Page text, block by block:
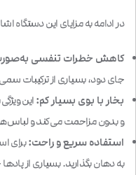
در ادامه به مزایای این دستگاه
کاهش خطرات تنفسی
جای دود، بسیاری از ترکیبات
بخار با بوی بسیار کم:این
و بدون مزاحمت می‌کند و
استفاده سریع و راحت:برای
به دهان بگذارید. بسیاری از